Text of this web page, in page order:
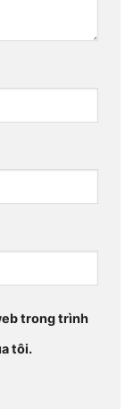
trong trình
tôi.